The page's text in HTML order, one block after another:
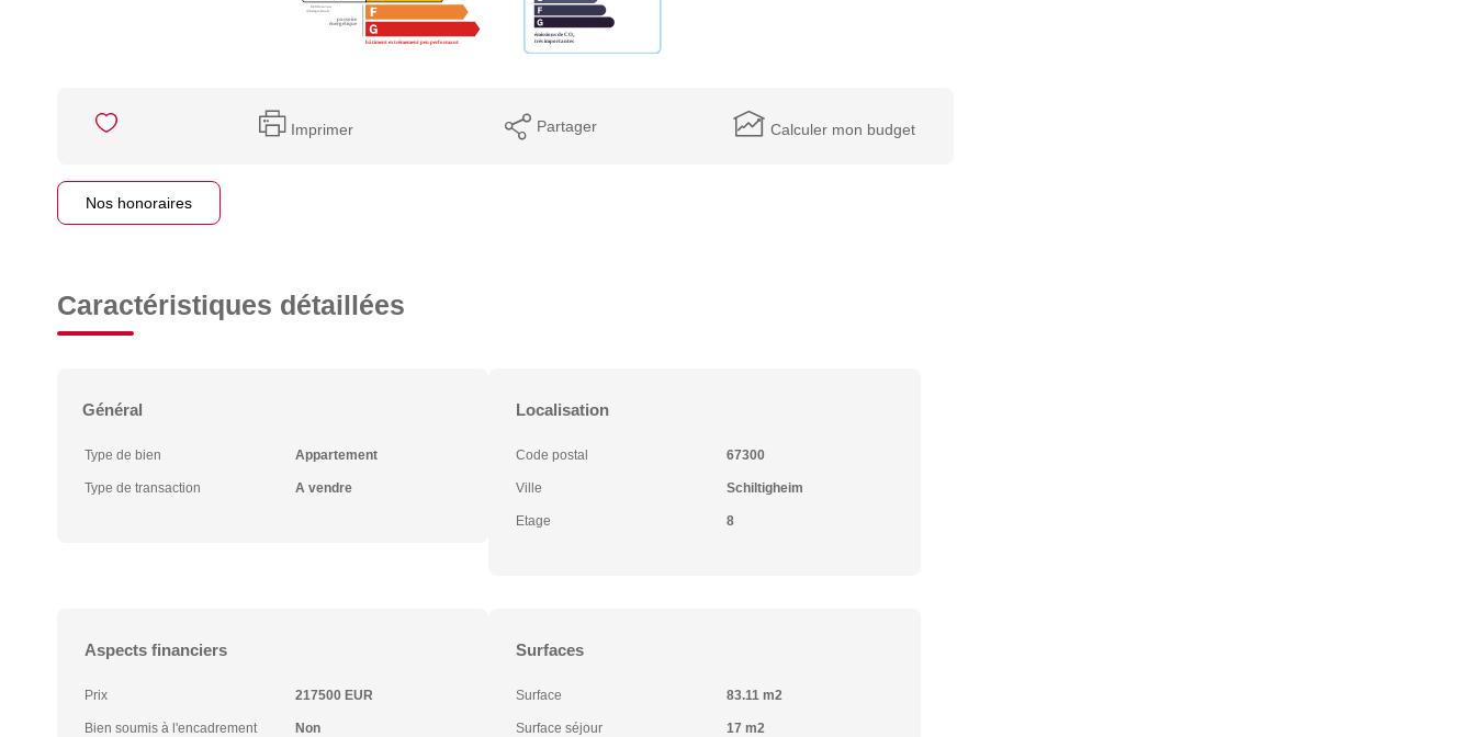
Imprimer Partager Calculer mon budget
Nos honoraires
Caractéristiques détaillées
Général
Type de bien Appartement
Type de transaction A vendre
Localisation
Code postal 67300
Ville Schiltigheim
Etage 8
Aspects financiers
Prix 217500 EUR
Bien soumis à l'encadrement
Non
Surfaces
Surface 83.11 m2
Surface séjour 17 m2